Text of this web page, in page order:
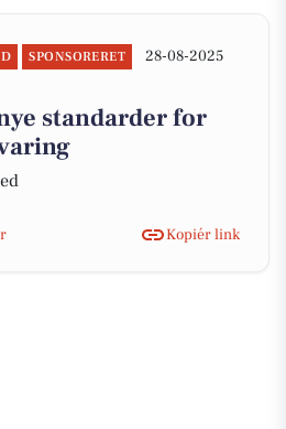
SPONSORERET
28-08-2025
standarder for
Kopiér link